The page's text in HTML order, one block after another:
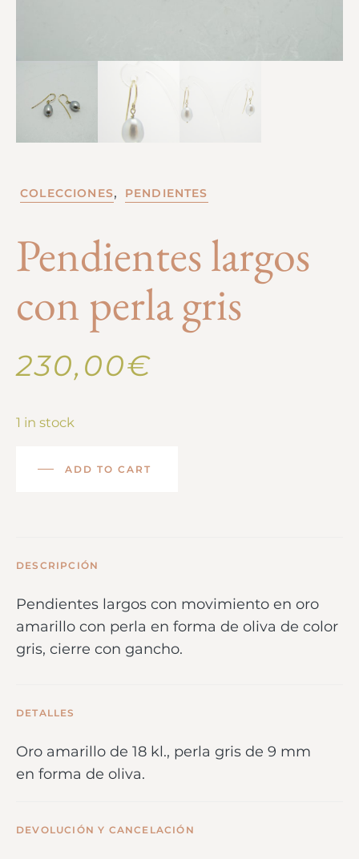
COLECCIONES, PENDIENTES
Pendientes largos
con perla gris
230,00€
1 in stock
ADD TO CART
DESCRIPCIÓN
Pendientes largos con movimiento en oro
amarillo con perla en forma de oliva de color
gris, cierre con gancho.
DETALLES
Oro amarillo de 18 kl., perla gris de 9 mm
en forma de oliva.
DEVOLUCIÓN Y CANCELACIÓN